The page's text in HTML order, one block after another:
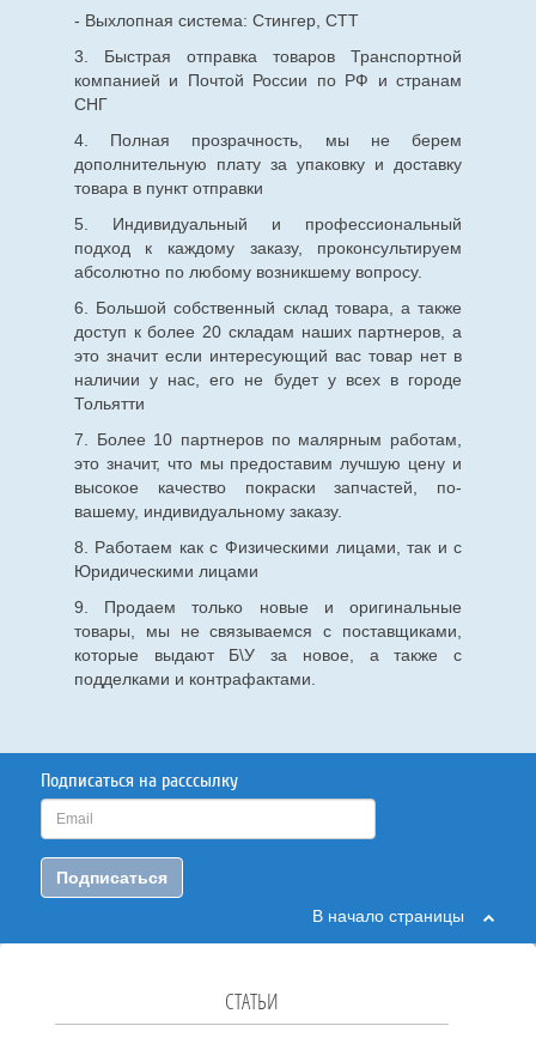
- Выхлопная система: Стингер, СТТ
3. Быстрая отправка товаров Транспортной
компанией и Почтой России по РФ и странам
СНГ
4. Полная прозрачность, мы не берем
дополнительную плату за упаковку и доставку
товара в пункт отправки
5. Индивидуальный и профессиональный
подход к каждому заказу, проконсультируем
абсолютно по любому возникшему вопросу.
6. Большой собственный склад товара, а также
доступ к более 20 складам наших партнеров, а
это значит если интересующий вас товар нет в
наличии у нас, его не будет у всех в городе
Тольятти
7. Более 10 партнеров по малярным работам,
это значит, что мы предоставим лучшую цену и
высокое качество покраски запчастей, по-
вашему, индивидуальному заказу.
8. Работаем как с Физическими лицами, так и с
Юридическими лицами
9. Продаем только новые и оригинальные
товары, мы не связываемся с поставщиками,
которые выдают Б\У за новое, а также с
подделками и контрафактами.
Подписаться на расссылку
Подписаться
В начало страницы
СТАТЬИ